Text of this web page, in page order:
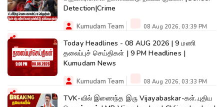
Detection|Crime
Kumudam Team 08 Aug 2026, 03:39 PM
Today Headlines - 08 AUG 2026 | 9 மணி
தலைப்புச் செய்திகள் | 9 PM Headlines |
Kumudam News
Kumudam Team 08 Aug 2026, 03:33 PM
TVK-வில் இணைந்த இரு Vijayabaskar-கள்..புதிய